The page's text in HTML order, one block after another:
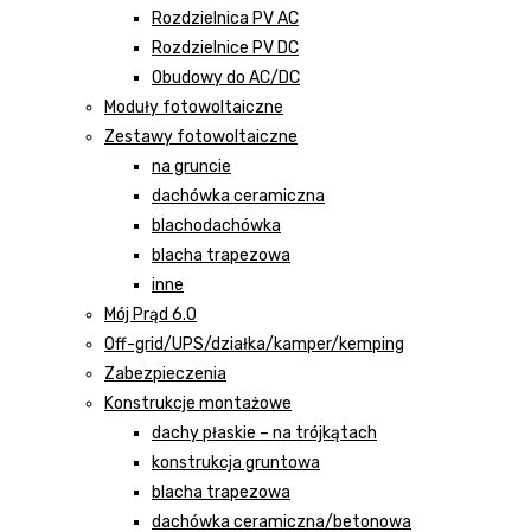
Rozdzielnica PV AC
Rozdzielnice PV DC
Obudowy do AC/DC
Moduły fotowoltaiczne
Zestawy fotowoltaiczne
na gruncie
dachówka ceramiczna
blachodachówka
blacha trapezowa
inne
Mój Prąd 6.0
Off-grid/UPS/działka/kamper/kemping
Zabezpieczenia
Konstrukcje montażowe
dachy płaskie – na trójkątach
konstrukcja gruntowa
blacha trapezowa
dachówka ceramiczna/betonowa